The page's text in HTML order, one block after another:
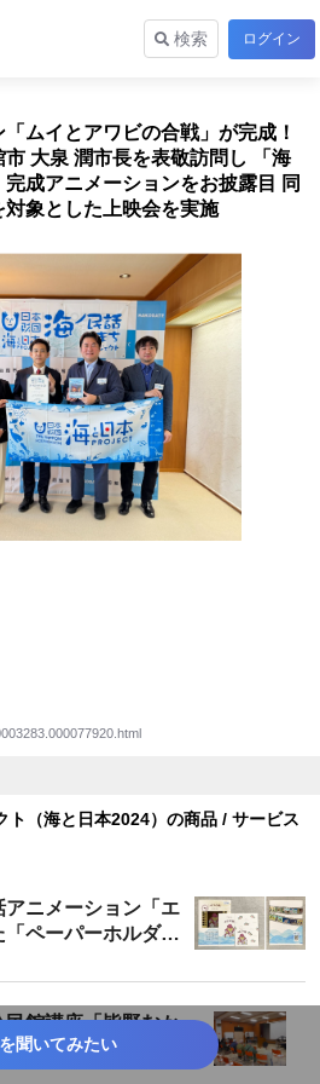
検索 ログイン
ムイとアワビの合戦」が完成！
大泉 潤市長を表敬訪問し 「海
成アニメーションをお披露目 同
対象とした上映会を実施
ト（海と日本2024）の商品 / サービス
ニメーション「エ
「ペーパーホルダ
館講座「皆野むか
アニメーション
説しました
聞いてみたい